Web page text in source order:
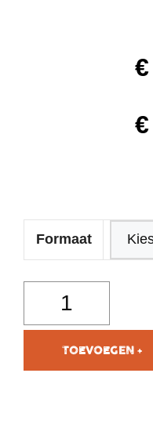
€
€
Formaat
TOEVOEGEN AAN
WINKELWAGEN